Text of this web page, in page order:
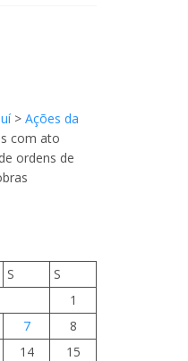
> Ações da
com ato
ordens de
S
S
1
7
8
14
15